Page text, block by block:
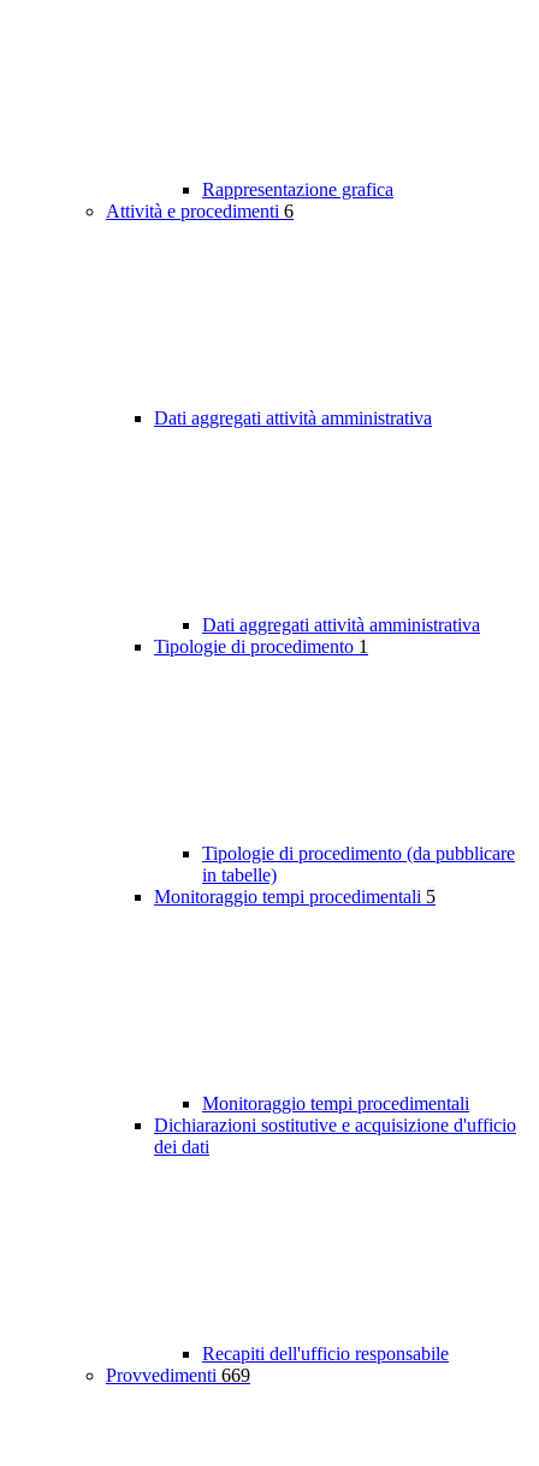
Rappresentazione grafica
Attività e procedimenti 6
Dati aggregati attività amministrativa
Dati aggregati attività amministrativa
Tipologie di procedimento 1
Tipologie di procedimento (da pubblicare
in tabelle)
Monitoraggio tempi procedimentali 5
Monitoraggio tempi procedimentali
Dichiarazioni sostitutive e acquisizione d'ufficio
dei dati
Recapiti dell'ufficio responsabile
Provvedimenti 669